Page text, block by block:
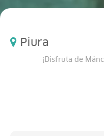
Piura
¡Disfruta de